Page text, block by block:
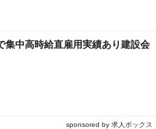
集中高時給直雇用実績あり建設会
sponsored by 求人ボックス